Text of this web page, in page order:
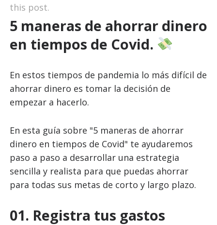
this post.
5 maneras de ahorrar dinero
en tiempos de Covid.
En estos tiempos de pandemia lo más difícil de
ahorrar dinero es tomar la decisión de
empezar a hacerlo.
En esta guía sobre "5 maneras de ahorrar
dinero en tiempos de Covid" te ayudaremos
paso a paso a desarrollar una estrategia
sencilla y realista para que puedas ahorrar
para todas sus metas de corto y largo plazo.
01. Registra tus gastos